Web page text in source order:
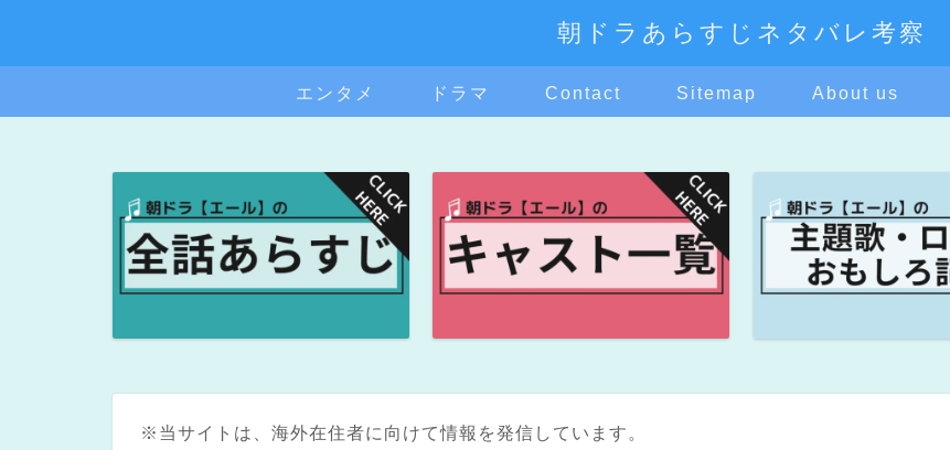
朝ドラあらすじネタバレ考察
エンタメ ドラマ Contact Sitemap About us
※当サイトは、海外在住者に向けて情報を発信しています。